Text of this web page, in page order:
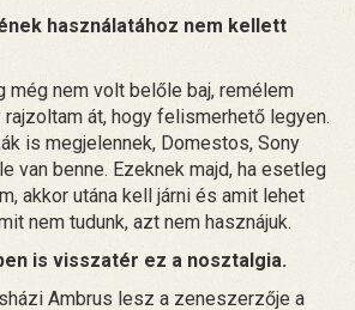
használatához nem kellett
még nem volt belőle baj, remélem
át, hogy felismerhető legyen.
is megjelennek, Domestos, Sony
van benne. Ezeknek majd, ha esetleg
akkor utána kell járni és amit lehet
nem tudunk, azt nem hasznájuk.
is visszatér ez a nosztalgia.
Ambrus lesz a zeneszerzője a